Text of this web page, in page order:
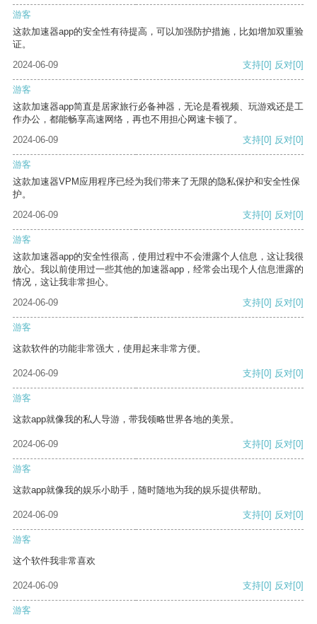
游客
这款加速器app的安全性有待提高，可以加强防护措施，比如增加双重验
证。
2024-06-09
支持[0] 反对[0]
游客
这款加速器app简直是居家旅行必备神器，无论是看视频、玩游戏还是工
作办公，都能畅享高速网络，再也不用担心网速卡顿了。
2024-06-09
支持[0] 反对[0]
游客
这款加速器VPM应用程序已经为我们带来了无限的隐私保护和安全性保
护。
2024-06-09
支持[0] 反对[0]
游客
这款加速器app的安全性很高，使用过程中不会泄露个人信息，这让我很
放心。我以前使用过一些其他的加速器app，经常会出现个人信息泄露的
情况，这让我非常担心。
2024-06-09
支持[0] 反对[0]
游客
这款软件的功能非常强大，使用起来非常方便。
2024-06-09 支持[0] 反对[0]
游客
这款app就像我的私人导游，带我领略世界各地的美景。
2024-06-09 支持[0] 反对[0]
游客
这款app就像我的娱乐小助手，随时随地为我的娱乐提供帮助。
2024-06-09 支持[0] 反对[0]
游客
这个软件我非常喜欢
2024-06-09 支持[0] 反对[0]
游客